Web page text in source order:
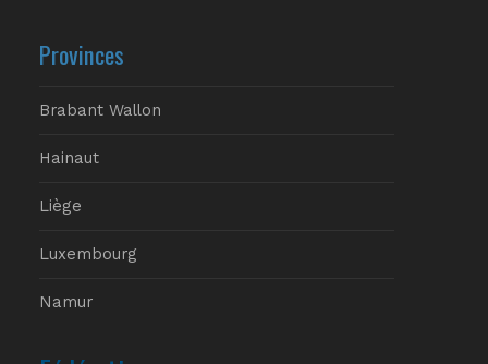
Provinces
Brabant Wallon
Hainaut
Liège
Luxembourg
Namur